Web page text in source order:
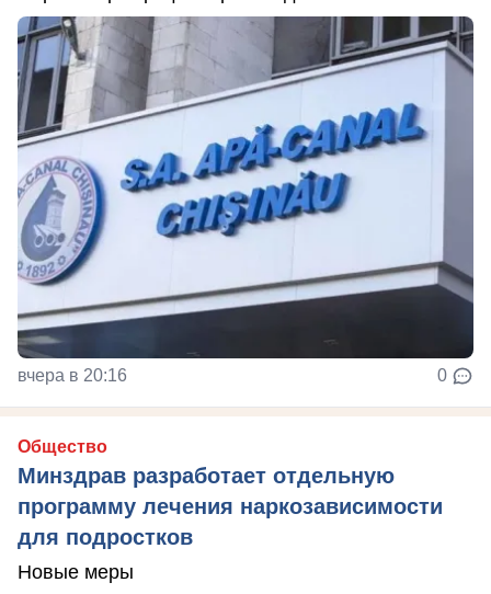
вчера в 20:16 0
Общество
Минздрав разработает отдельную
программу лечения наркозависимости
для подростков
Новые меры